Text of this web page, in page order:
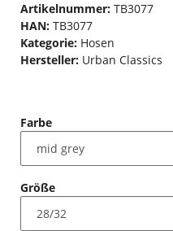
Artikelnummer: TB3077
HAN: TB3077
Kategorie: Hosen
Hersteller: Urban Classics
Farbe
Größe